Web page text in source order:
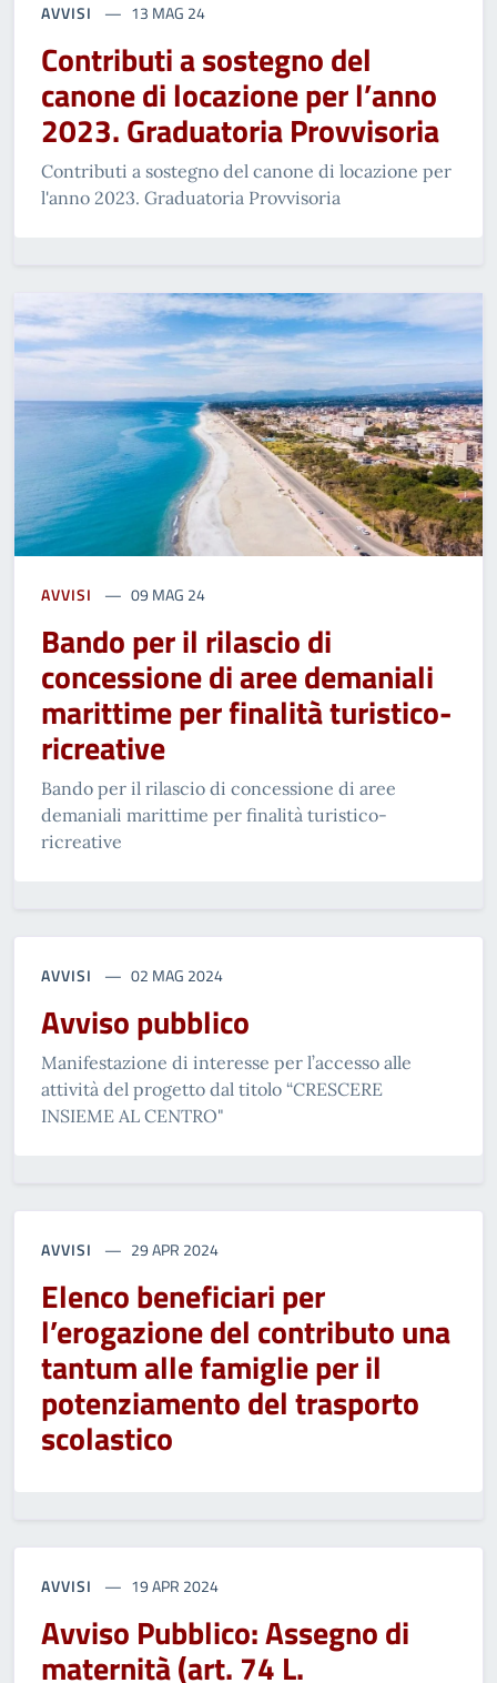
AVVISI 13 MAG 24
Contributi a sostegno del
canone di locazione per l’anno
2023. Graduatoria Provvisoria
Contributi a sostegno del canone di locazione per
l'anno 2023. Graduatoria Provvisoria
AVVISI 09 MAG 24
Bando per il rilascio di
concessione di aree demaniali
marittime per finalità turistico-
ricreative
Bando per il rilascio di concessione di aree
demaniali marittime per finalità turistico-
ricreative
AVVISI 02 MAG 2024
Avviso pubblico
Manifestazione di interesse per l’accesso alle
attività del progetto dal titolo “CRESCERE
INSIEME AL CENTRO"
AVVISI 29 APR 2024
Elenco beneficiari per
l’erogazione del contributo una
tantum alle famiglie per il
potenziamento del trasporto
scolastico
AVVISI 19 APR 2024
Avviso Pubblico: Assegno di
maternità (art. 74 L.